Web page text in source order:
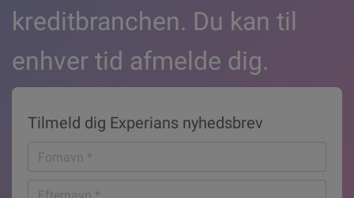
kreditbranchen. Du kan til
enhver tid afmelde dig.
Tilmeld dig Experians nyhedsbrev
Fornavn
*
Efternavn